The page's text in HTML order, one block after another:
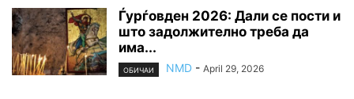
Ѓурѓовден 2026: Дали се пости и
што задолжително треба да
има...
ОБИЧАИ NMD - April 29, 2026